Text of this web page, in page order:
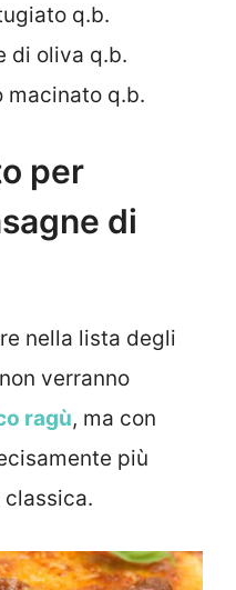
q.b.
di oliva q.b.
macinato q.b.
per
di
nella lista degli
verranno
ragù, ma con
più